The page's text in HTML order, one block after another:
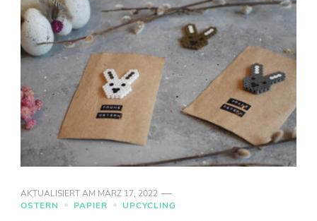
AKTUALISIERT AM MÄRZ 17, 2022
OSTERN
PAPIER UPCYCLING